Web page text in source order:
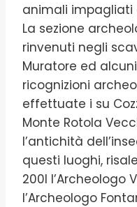
animali impagliati
La sezione
rinvenuti negli
Muratore ed
ricognizioni
effettuate i su
Monte Rotola
l’antichità
questi luoghi,
200l l’Archeologo
l’Archeologo